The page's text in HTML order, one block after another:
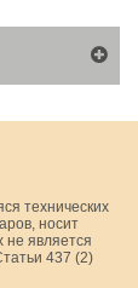
технических
носит
не является
437 (2)